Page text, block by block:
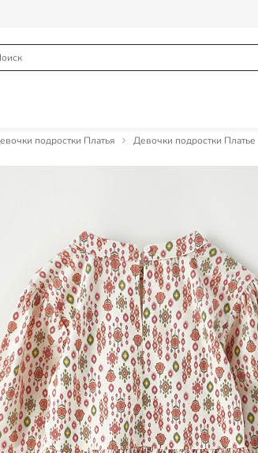
подростки Платья Девочки подростки Платье